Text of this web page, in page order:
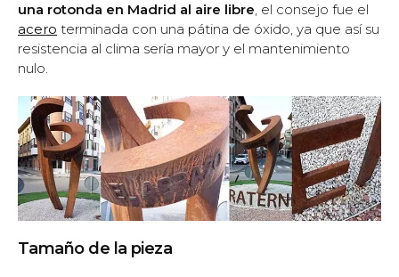
una rotonda en Madrid al aire libre, el consejo fue el
acero terminada con una pátina de óxido, ya que así su
resistencia al clima sería mayor y el mantenimiento
nulo.
Tamaño de la pieza